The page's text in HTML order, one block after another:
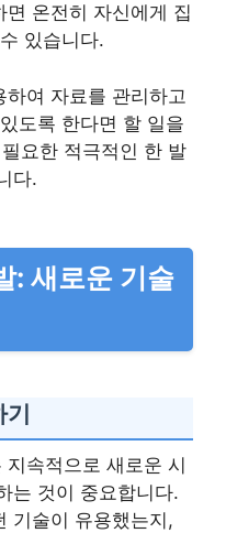
온전히 자신에게 집
있습니다.
여 자료를 관리하고
도록 한다면 할 일을
요한 적극적인 한 발
다.
: 새로운 기술
기
속적으로 새로운 시
는 것이 중요합니다.
기술이 유용했는지,